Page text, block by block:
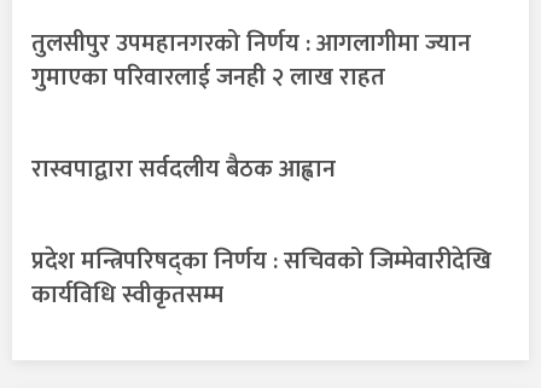
तुलसीपुर उपमहानगरको निर्णय : आगलागीमा ज्यान
गुमाएका परिवारलाई जनही २ लाख राहत
रास्वपाद्वारा सर्वदलीय बैठक आह्वान
प्रदेश मन्त्रिपरिषद्का निर्णय : सचिवको जिम्मेवारीदेखि
कार्यविधि स्वीकृतसम्म